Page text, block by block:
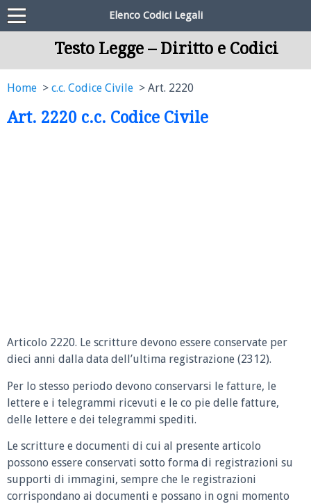
Elenco Codici Legali
Testo Legge – Diritto e Codici
Home c.c. Codice Civile Art. 2220
Art. 2220 c.c. Codice Civile
Articolo 2220. Le scritture devono essere conservate per
dieci anni dalla data dell’ultima registrazione (2312).
Per lo stesso periodo devono conservarsi le fatture, le
lettere e i telegrammi ricevuti e le co pie delle fatture,
delle lettere e dei telegrammi spediti.
Le scritture e documenti di cui al presente articolo
possono essere conservati sotto forma di registrazioni su
supporti di immagini, sempre che le registrazioni
corrispondano ai documenti e possano in ogni momento